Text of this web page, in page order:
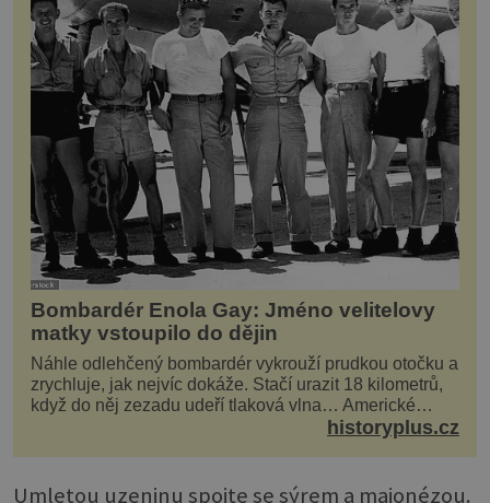
Bombardér Enola Gay: Jméno velitelovy
matky vstoupilo do dějin
Náhle odlehčený bombardér vykrouží prudkou otočku a
zrychluje, jak nejvíc dokáže. Stačí urazit 18 kilometrů,
když do něj zezadu udeří tlaková vlna… Americké
rozhodnutí svrhnout ničivou jadernou bombu ...historyplus.cz
Umletou uzeninu spojte se sýrem a majonézou.